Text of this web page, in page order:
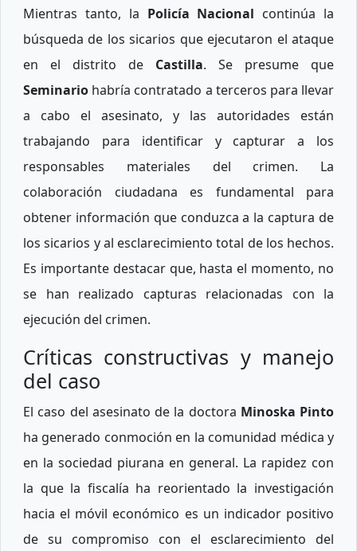
Mientras tanto, la Policía Nacional continúa la
búsqueda de los sicarios que ejecutaron el ataque
en el distrito de Castilla. Se presume que
Seminario habría contratado a terceros para llevar
a cabo el asesinato, y las autoridades están
trabajando para identificar y capturar a los
responsables materiales del crimen. La
colaboración ciudadana es fundamental para
obtener información que conduzca a la captura de
los sicarios y al esclarecimiento total de los hechos.
Es importante destacar que, hasta el momento, no
se han realizado capturas relacionadas con la
ejecución del crimen.
Críticas constructivas y manejo
del caso
El caso del asesinato de la doctora Minoska Pinto
ha generado conmoción en la comunidad médica y
en la sociedad piurana en general. La rapidez con
la que la fiscalía ha reorientado la investigación
hacia el móvil económico es un indicador positivo
de su compromiso con el esclarecimiento del